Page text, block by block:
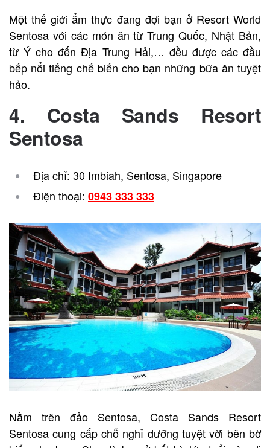
Một thế giới ẩm thực đang đợi bạn ở Resort World
Sentosa với các món ăn từ Trung Quốc, Nhật Bản,
từ Ý cho đến Địa Trung Hải,… đều được các đầu
bếp nổi tiếng chế biến cho bạn những bữa ăn tuyệt
hảo.
4. Costa Sands Resort
Sentosa
Địa chỉ: 30 Imbiah, Sentosa, Singapore
Điện thoại: 0943 333 333
Nằm trên đảo Sentosa, Costa Sands Resort
Sentosa cung cấp chỗ nghỉ dưỡng tuyệt vời bên bờ